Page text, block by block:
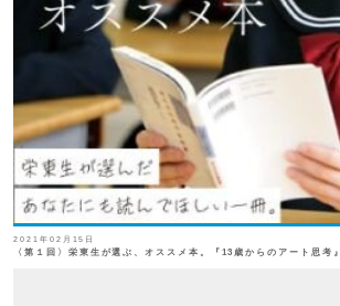
2021年02月15日
〈第１回〉栄東生が選ぶ、オススメ本。『13歳からのアート思考』